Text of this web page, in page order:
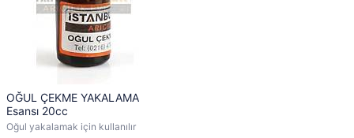
OĞUL ÇEKME YAKALAMA
Esansı 20cc
Oğul yakalamak için kullanılır